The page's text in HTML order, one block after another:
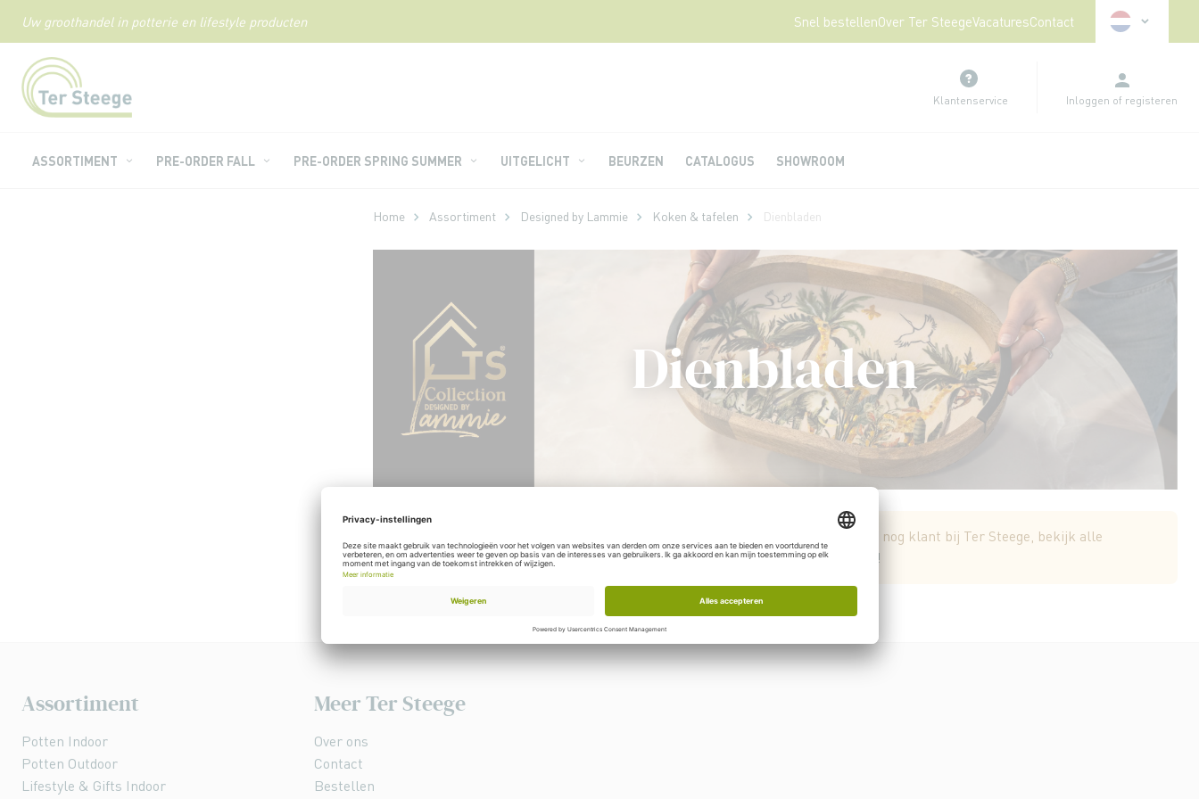
Uw groothandel in potterie en lifestyle producten Snel bestellenOver Ter SteegeVacaturesContact
Ga
naar
de
inhoud
Taal
Klantenservice Inloggen of registeren
ASSORTIMENT PRE-ORDER FALL PRE-ORDER SPRING SUMMER UITGELICHT BEURZEN CATALOGUS SHOWROOM
Home Assortiment Designed by Lammie Koken & tafelen Dienbladen
Dienbladen
Om onze volledige collecties te bekijken heeft u een inlog nodig. Word vandaag nog klant bij Ter Steege, bekijk alle
collecties en stel uw eigen assortiment samen voor uw winkel.Registreer nu!
Assortiment
Potten Indoor
Potten Outdoor
Lifestyle & Gifts Indoor
Meer Ter Steege
Over ons
Contact
Bestellen